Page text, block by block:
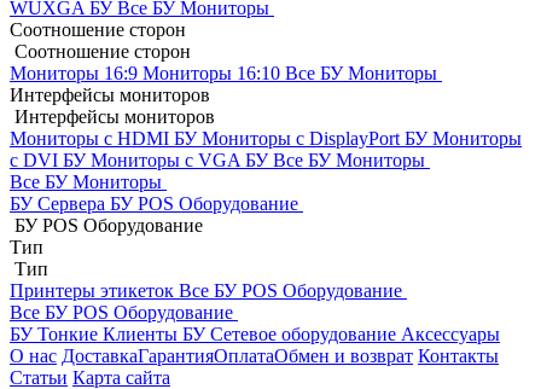
WUXGA БУВсе БУ Мониторы
Соотношение сторон
Соотношение сторон
Мониторы 16:9 Мониторы 16:10 Все БУ Мониторы
Интерфейсы мониторов
Интерфейсы мониторов
Мониторы с HDMI БУМониторы с DisplayPort БУМониторы
с DVI БУМониторы с VGA БУВсе БУ Мониторы
Все БУ Мониторы
БУ Сервера БУ POS Оборудование
БУ POS Оборудование
Тип
Тип
Принтеры этикеток Все БУ POS Оборудование
Все БУ POS Оборудование
БУ Тонкие Клиенты БУ Сетевое оборудование Аксессуары
О нас ДоставкаГарантияОплатаОбмен и возврат Контакты
Статьи Карта сайта